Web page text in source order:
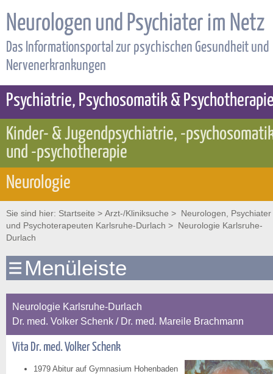
Neurologen und Psychiater im Netz
Das Informationsportal zur psychischen Gesundheit und
Nervenerkrankungen
Psychiatrie, Psychosomatik &
Kinder- & Jugendpsychiatrie, -
und -psychotherapie
Neurologie
Sie sind hier: Startseite > Arzt-/Kliniksuche > Neurologen, Psychiater
und Psychoterapeuten Karlsruhe-Durlach > Neurologie Karlsruhe-
Durlach
Menüleiste
Neurologie Karlsruhe-Durlach
Dr. med. Volker Schenk / Dr. med. Mareile Brachmann
Vita Dr. med. Volker Schenk
1979 Abitur auf Gymnasium Hohenbaden